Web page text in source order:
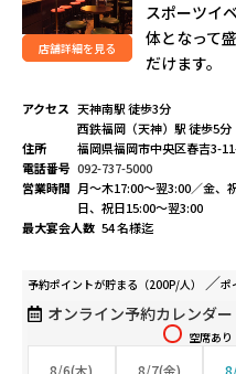
店舗詳細を見る
スポーツイ
体となって
だけます。
アクセス 天神南駅 徒歩3分
西鉄福岡（天神）駅 徒歩5分
住所
福岡県福岡市中央区春吉3-
電話番号 092-737-5000
営業時間 月～木17:00～翌3:00／金、
日、祝日15:00～翌3:00
最大宴会人数 54 名様迄
予約ポイントが貯まる（200P/人） ポ
オンライン予約カレンダー
空席あり